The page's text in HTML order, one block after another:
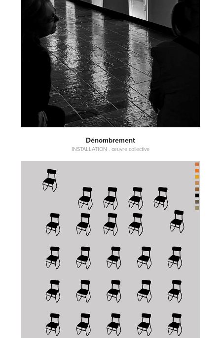
Dénombrement
INSTALLATION . œuvre collective